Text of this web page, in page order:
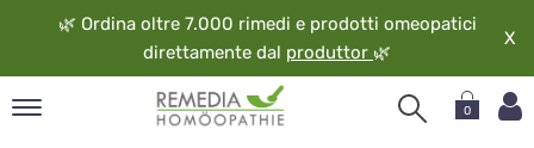
🌿 Ordina oltre 7.000 rimedi e prodotti omeopatici
direttamente dal produttor 🌿
X
0